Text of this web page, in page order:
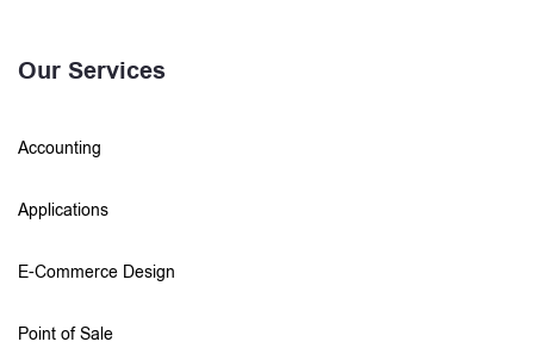
Our Services
Accounting
Applications
E-Commerce Design
Point of Sale